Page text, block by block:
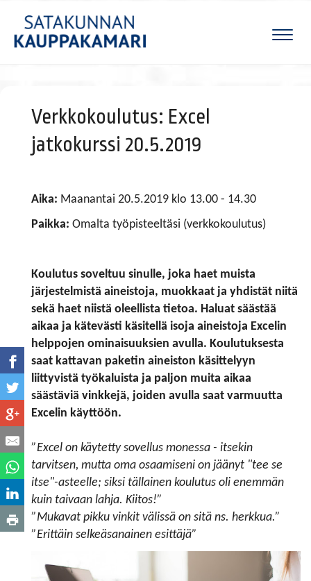
Verkkokoulutus: Excel
jatkokurssi 20.5.2019
Aika: Maanantai 20.5.2019 klo 13.00 - 14.30
Paikka: Omalta työpisteeltäsi (verkkokoulutus)
Koulutus soveltuu sinulle, joka haet muista
järjestelmistä aineistoja, muokkaat ja yhdistät niitä
sekä haet niistä oleellista tietoa. Haluat säästää
aikaa ja kätevästi käsitellä isoja aineistoja Excelin
helppojen ominaisuuksien avulla. Koulutuksesta
saat kattavan paketin aineiston käsittelyyn
liittyvistä työkaluista ja paljon muita aikaa
säästäviä vinkkejä, joiden avulla saat varmuutta
Excelin käyttöön.
”Excel on käytetty sovellus monessa - itsekin
tarvitsen, mutta oma osaamiseni on jäänyt "tee se
itse"-asteelle; siksi tällainen koulutus oli enemmän
kuin taivaan lahja. Kiitos!”
”Mukavat pikku vinkit välissä on sitä ns. herkkua.”
”Erittäin selkeäsanainen esittäjä”